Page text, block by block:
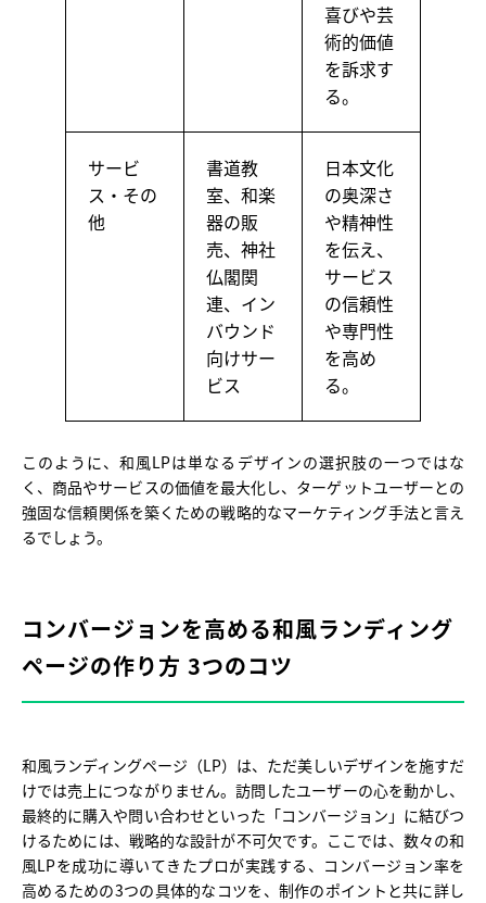
喜びや芸
術的価値
を訴求す
る。
サービ
ス・その
他
書道教
室、和楽
器の販
売、神社
仏閣関
連、イン
バウンド
向けサー
ビス
日本文化
の奥深さ
や精神性
を伝え、
サービス
の信頼性
や専門性
を高め
る。
このように、和風LPは単なるデザインの選択肢の一つではな
く、商品やサービスの価値を最大化し、ターゲットユーザーとの
強固な信頼関係を築くための戦略的なマーケティング手法と言え
るでしょう。
コンバージョンを高める和風ランディング
ページの作り方 3つのコツ
和風ランディングページ（LP）は、ただ美しいデザインを施すだ
けでは売上につながりません。訪問したユーザーの心を動かし、
最終的に購入や問い合わせといった「コンバージョン」に結びつ
けるためには、戦略的な設計が不可欠です。ここでは、数々の和
風LPを成功に導いてきたプロが実践する、コンバージョン率を
高めるための3つの具体的なコツを、制作のポイントと共に詳し